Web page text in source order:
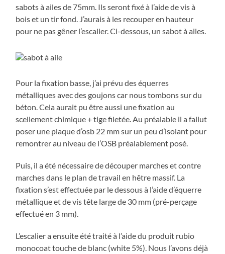
sabots à ailes de 75mm. Ils seront fixé à l’aide de vis à
bois et un tir fond. J’aurais à les recouper en hauteur
pour ne pas gêner l’escalier. Ci-dessous, un sabot à ailes.
Pour la fixation basse, j’ai prévu des équerres
métalliques avec des goujons car nous tombons sur du
béton. Cela aurait pu être aussi une fixation au
scellement chimique + tige filetée. Au préalable il a fallut
poser une plaque d’osb 22 mm sur un peu d’isolant pour
remontrer au niveau de l’OSB préalablement posé.
Puis, il a été nécessaire de découper marches et contre
marches dans le plan de travail en hêtre massif. La
fixation s’est effectuée par le dessous à l’aide d’équerre
métallique et de vis tête large de 30 mm (pré-perçage
effectué en 3 mm).
L’escalier a ensuite été traité à l’aide du produit rubio
monocoat touche de blanc (white 5%). Nous l’avons déjà